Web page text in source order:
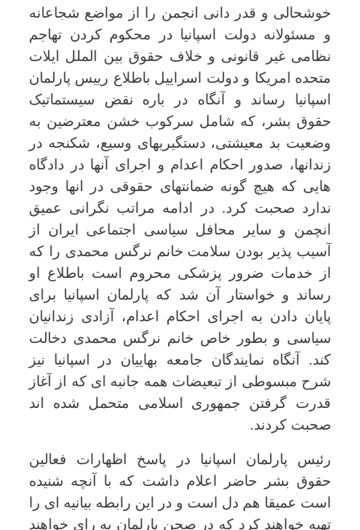
خوشحالی و قدر دانی انجمن را از مواضع شجاعانه
و مسئولانه دولت اسپانیا در محکوم کردن تهاجم
نظامی غیر قانونی و خلاف حقوق بین الملل ایلات
متحده امریکا و دولت اسراییل باطلاع رییس پارلمان
اسپانیا رساند و آنگاه در باره نقض سیستماتیک
حقوق بشر، که شامل سرکوب خشن معترضین به
وضعیت بد معیشتی، دستگیریهای وسیع، شکنجه در
زندانها، صدور احکام اعدام و اجرای آنها در دادگاه
هایی که هیچ گونه ضمانتهای حقوقی در انها وجود
ندارد صحبت کرد. در ادامه مراتب نگرانی عمیق
انچمن و سایر محافل سیاسی اجتماعی ایران از
آسیب پذیر بودن سلامت خانم نرگس محمدی را که
از خدمات ضرور پزشکی محروم است باطلاع او
رساند و خواستار آن شد که پارلمان اسپانیا برای
پایان دادن به اجرای احکام اعدام، آزادی زندانیان
سیاسی و بطور خاص خانم نرگس محمدی دخالت
کند. آنگاه نمایندگان جامعه بهاییان در اسپانیا نیز
شرح مبسوطی از تبعیضات همه جانبه ای که از آغاز
قدرت گرفتن جمهوری اسلامی متحمل شده اند
صحبت کردند.
رئیس پارلمان اسپانیا در پاسخ اظهارات فعالین
حقوق بشر حاضر اعلام داشت که با آنچه شنیده
است عمیقا هم دل است و در این رابطه بیانیه ای را
تهیه خواهند کرد که در صحن پارلمان به رای خواهند